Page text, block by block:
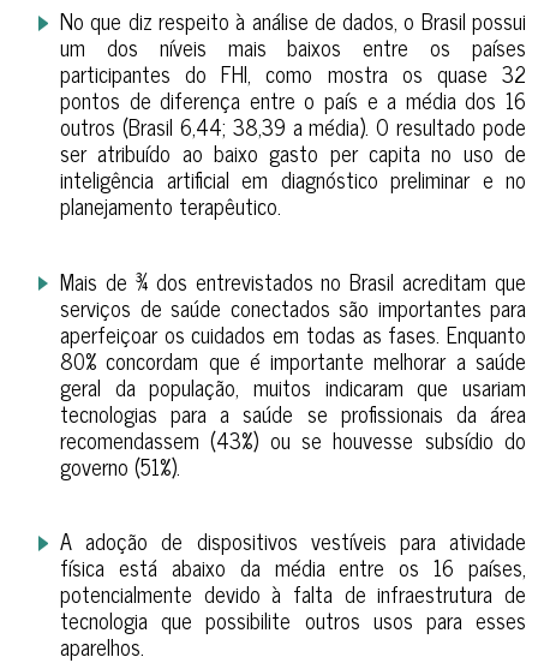
No que diz respeito à análise de dados, o Brasil possui
um dos níveis mais baixos entre os países
participantes do FHI, como mostra os quase 32
pontos de diferença entre o país e a média dos 16
outros (Brasil 6,44; 38,39 a média). O resultado pode
ser atribuído ao baixo gasto per capita no uso de
inteligência artificial em diagnóstico preliminar e no
planejamento terapêutico.
Mais de ¾ dos entrevistados no Brasil acreditam que
serviços de saúde conectados são importantes para
aperfeiçoar os cuidados em todas as fases. Enquanto
80% concordam que é importante melhorar a saúde
geral da população, muitos indicaram que usariam
tecnologias para a saúde se profissionais da área
recomendassem (43%) ou se houvesse subsídio do
governo (51%).
A adoção de dispositivos vestíveis para atividade
física está abaixo da média entre os 16 países,
potencialmente devido à falta de infraestrutura de
tecnologia que possibilite outros usos para esses
aparelhos.